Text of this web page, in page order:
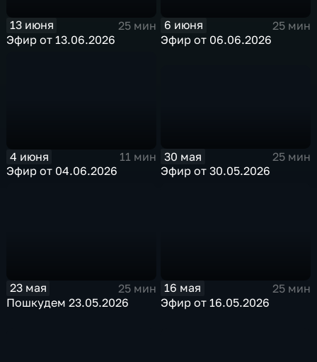
13 июня
25 мин
Эфир от 13.06.2026
6 июня
25 мин
Эфир от 06.06.2026
4 июня
11 мин
Эфир от 04.06.2026
30 мая
25 мин
Эфир от 30.05.2026
23 мая
25 мин
Пошкудем 23.05.2026
16 мая
25 мин
Эфир от 16.05.2026